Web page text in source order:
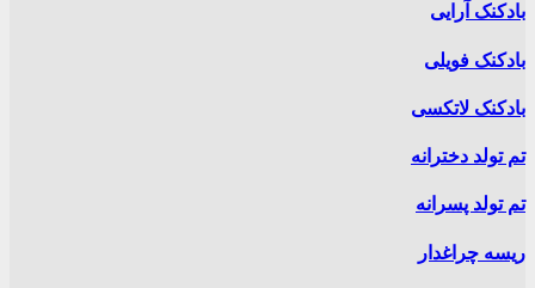
بادکنک آرایی
بادکنک فویلی
بادکنک لاتکسی
تم تولد دخترانه
تم تولد پسرانه
ریسه چراغدار